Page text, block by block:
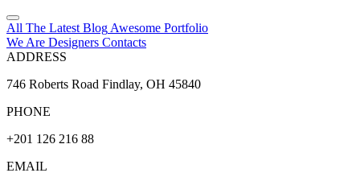
All The Latest Blog Awesome Portfolio
We Are Designers Contacts
ADDRESS
746 Roberts Road Findlay, OH 45840
PHONE
+201 126 216 88
EMAIL